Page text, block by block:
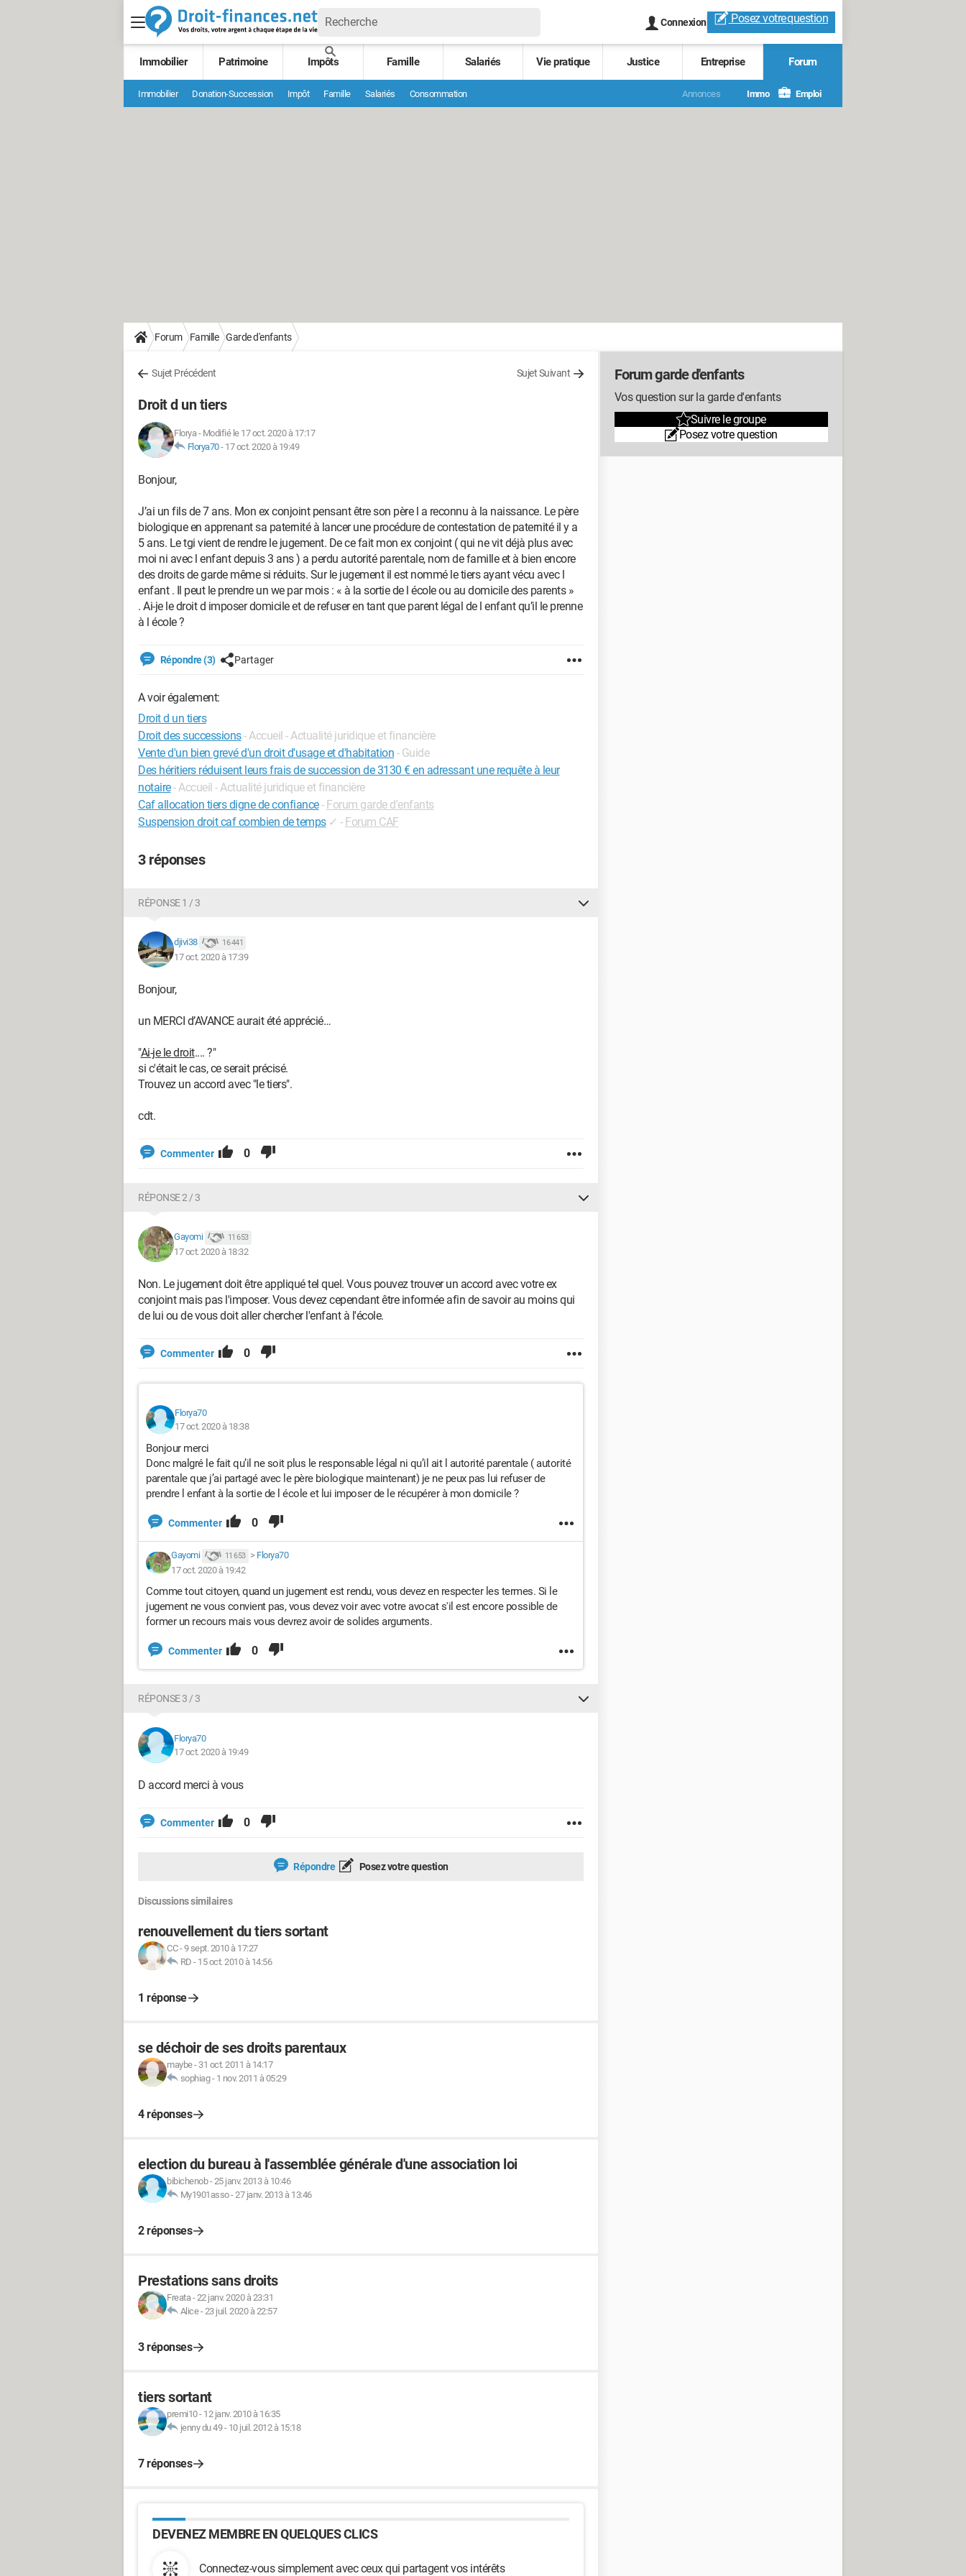
Connexion Posez votrequestion
Immobilier Patrimoine Impôts Famille Salariés Vie pratique Justice Entreprise Forum
Immobilier Donation-Succession Impôt Famille Salariés Consommation Annonces Immo Emploi
Forum Famille Garde d'enfants
Sujet Précédent Sujet Suivant
Droit d un tiers
Florya- Modifié le 17 oct. 2020 à 17:17
Florya70- 17 oct. 2020 à 19:49
Bonjour,
J’ai un fils de 7 ans. Mon ex conjoint pensant être son père l a reconnu à la naissance. Le père
biologique en apprenant sa paternité à lancer une procédure de contestation de paternité il y a
5 ans. Le tgi vient de rendre le jugement. De ce fait mon ex conjoint ( qui ne vit déjà plus avec
moi ni avec l enfant depuis 3 ans ) a perdu autorité parentale, nom de famille et à bien encore
des droits de garde même si réduits. Sur le jugement il est nommé le tiers ayant vécu avec l
enfant . Il peut le prendre un we par mois : « à la sortie de l école ou au domicile des parents »
. Ai-je le droit d imposer domicile et de refuser en tant que parent légal de l enfant qu’il le prenne
à l école ?
Répondre (3) Partager
A voir également:
Droit d un tiers
Droit des successions- Accueil - Actualité juridique et financière
Vente d'un bien grevé d'un droit d'usage et d'habitation - Guide
Des héritiers réduisent leurs frais de succession de 3130 € en adressant une requête à leur
notaire- Accueil - Actualité juridique et financière
Caf allocation tiers digne de confiance- Forum garde d'enfants
Suspension droit caf combien de temps ✓ - Forum CAF
3 réponses
RÉPONSE 1 / 3
djivi38 16 441
17 oct. 2020 à 17:39
Bonjour,
un MERCI d’AVANCE aurait été apprécié…
"Ai-je le droit.... ?"
si c'était le cas, ce serait précisé.
Trouvez un accord avec "le tiers".
cdt.
Commenter 0
RÉPONSE 2 / 3
Gayomi 11 653
17 oct. 2020 à 18:32
Non. Le jugement doit être appliqué tel quel. Vous pouvez trouver un accord avec votre ex
conjoint mais pas l'imposer. Vous devez cependant être informée afin de savoir au moins qui
de lui ou de vous doit aller chercher l'enfant à l'école.
Commenter 0
Florya70
17 oct. 2020 à 18:38
Bonjour merci
Donc malgré le fait qu’il ne soit plus le responsable légal ni qu’il ait l autorité parentale ( autorité
parentale que j’ai partagé avec le père biologique maintenant) je ne peux pas lui refuser de
prendre l enfant à la sortie de l école et lui imposer de le récupérer à mon domicile ?
Commenter 0
Gayomi 11 653 > Florya70
17 oct. 2020 à 19:42
Comme tout citoyen, quand un jugement est rendu, vous devez en respecter les termes. Si le
jugement ne vous convient pas, vous devez voir avec votre avocat s'il est encore possible de
former un recours mais vous devrez avoir de solides arguments.
Commenter 0
RÉPONSE 3 / 3
Florya70
17 oct. 2020 à 19:49
D accord merci à vous
Commenter 0
Répondre Posez votre question
Discussions similaires
renouvellement du tiers sortant
CC-9 sept. 2010 à 17:27
RD - 15 oct. 2010 à 14:56
1 réponse
se déchoir de ses droits parentaux
maybe- 31 oct. 2011 à 14:17
sophiag- 1 nov. 2011 à 05:29
4 réponses
election du bureau à l'assemblée générale d'une association loi
bibichenob-25 janv. 2013 à 10:46
My1901asso-27 janv. 2013 à 13:46
2 réponses
Prestations sans droits
Freata -22 janv. 2020 à 23:31
Alice-23 juil. 2020 à 22:57
3 réponses
tiers sortant
premi10- 12 janv. 2010 à 16:35
jenny du 49- 10 juil. 2012 à 15:18
7 réponses
DEVENEZ MEMBRE EN QUELQUES CLICS
Connectez-vous simplement avec ceux qui partagent vos intérêts
Forum garde d'enfants
Vos question sur la garde d'enfants
Suivre le groupe
Posez votre question